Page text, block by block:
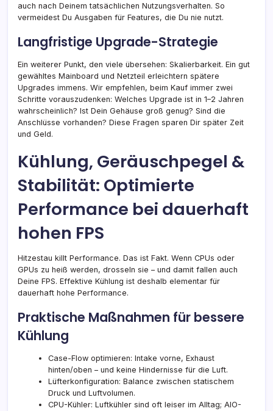
auch nach Deinem tatsächlichen Nutzungsverhalten. So
vermeidest Du Ausgaben für Features, die Du nie nutzt.
Langfristige Upgrade-Strategie
Ein weiterer Punkt, den viele übersehen: Skalierbarkeit. Ein gut
gewähltes Mainboard und Netzteil erleichtern spätere
Upgrades immens. Wir empfehlen, beim Kauf immer zwei
Schritte vorauszudenken: Welches Upgrade ist in 1–2 Jahren
wahrscheinlich? Ist Dein Gehäuse groß genug? Sind die
Anschlüsse vorhanden? Diese Fragen sparen Dir später Zeit
und Geld.
Kühlung, Geräuschpegel &
Stabilität: Optimierte
Performance bei dauerhaft
hohen FPS
Hitzestau killt Performance. Das ist Fakt. Wenn CPUs oder
GPUs zu heiß werden, drosseln sie – und damit fallen auch
Deine FPS. Effektive Kühlung ist deshalb elementar für
dauerhaft hohe Performance.
Praktische Maßnahmen für bessere
Kühlung
Case-Flow optimieren: Intake vorne, Exhaust
hinten/oben – und keine Hindernisse für die Luft.
Lüfterkonfiguration: Balance zwischen statischem
Druck und Luftvolumen.
CPU-Kühler: Luftkühler sind oft leiser im Alltag; AIO-